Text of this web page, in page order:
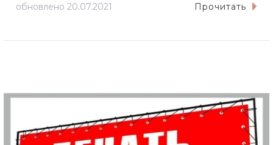
обновлено 20.07.2021 Прочитать